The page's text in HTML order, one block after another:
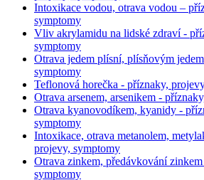
Intoxikace vodou, otrava vodou –
symptomy
Vliv akrylamidu na lidské zdraví -
symptomy
Otrava jedem plísní, plísňovým
symptomy
Teflonová horečka - příznaky,
Otrava arsenem, arsenikem -
Otrava kyanovodíkem, kyanidy -
symptomy
Intoxikace, otrava metanolem,
projevy, symptomy
Otrava zinkem, předávkování
symptomy